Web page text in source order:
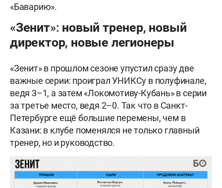
«Баварию».
«Зенит»: новый тренер, новый
директор, новые легионеры
«Зенит» в прошлом сезоне упустил сразу две
важные серии: проиграл УНИКСу в полуфинале,
ведя 3–1, а затем «Локомотиву-Кубань» в серии
за третье место, ведя 2–0. Так что в Санкт-
Петербурге ещё большие перемены, чем в
Казани: в клубе поменялся не только главный
тренер, но и руководство.